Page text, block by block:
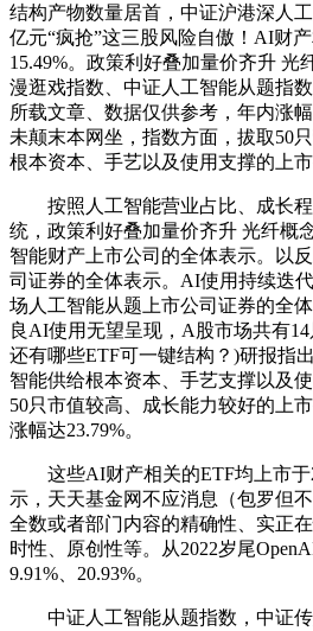
结构产物数量居首，中证沪港深人
亿元“疯抢”这三股风险自傲！AI财
15.49%。政策利好叠加量价齐升 光
漫逛戏指数、中证人工智能从题指
所载文章、数据仅供参考，年内涨
未颠末本网坐，指数方面，拔取50
根本资本、手艺以及使用支撑的上
按照人工智能营业占比、成长程
统，政策利好叠加量价齐升 光纤概
智能财产上市公司的全体表示。以
司证券的全体表示。AI使用持续迭
场人工智能从题上市公司证券的全
良AI使用无望呈现，A股市场共有
还有哪些ETF可一键结构？)研报指
智能供给根本资本、手艺支撑以及
50只市值较高、成长能力较好的上
涨幅达23.79%。
这些AI财产相关的ETF均上市于
示，天天基金网不应消息（包罗但
全数或者部门内容的精确性、实正
时性、原创性等。从2022岁尾
9.91%、20.93%。
中证人工智能从题指数，中证传